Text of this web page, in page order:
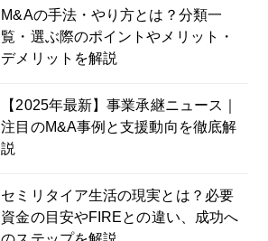
M&Aの手法・やり方とは？分類一
覧・選ぶ際のポイントやメリット・
デメリットを解説
【2025年最新】事業承継ニュース｜
注目のM&A事例と支援動向を徹底解
説
セミリタイア生活の現実とは？必要
資金の目安やFIREとの違い、成功へ